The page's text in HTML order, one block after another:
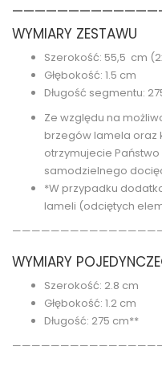
WYMIARY ZESTAWU
Szerokość: 55,5 cm
Głębokość: 1.5 cm
Długość segmentu:
Ze względu na
brzegów lamela oraz
otrzymujecie
samodzielnego
*W przypadku
lameli (odciętych
WYMIARY
Szerokość: 2.8 cm
Głębokość: 1.2 cm
Długość: 275 cm**